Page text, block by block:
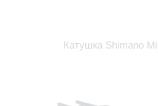
Катушка Shimano